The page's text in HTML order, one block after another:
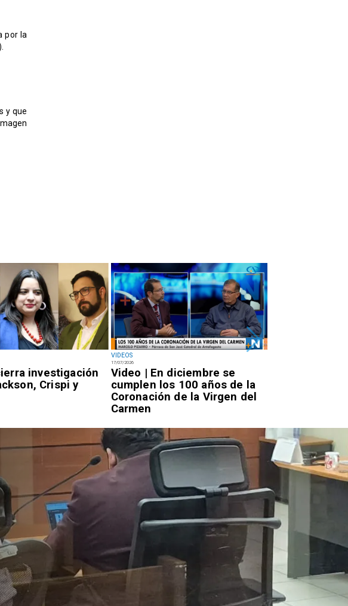
por la
y que
investigación
Crispi y
VIDEOS
17/07/2026
Video | En diciembre se
cumplen los 100 años de la
Coronación de la Virgen del
Carmen